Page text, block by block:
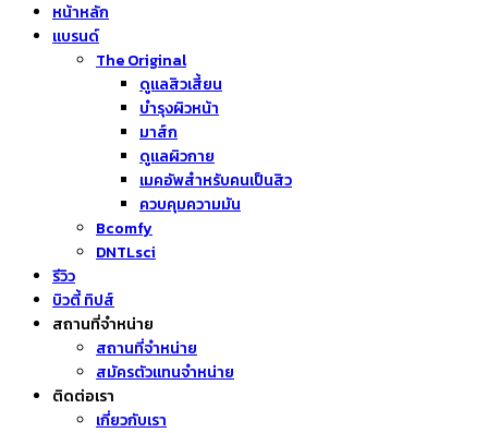
หน้าหลัก
แบรนด์
The Original
ดูแลสิวเสี้ยน
บำรุงผิวหน้า
มาส์ก
ดูแลผิวกาย
เมคอัพสำหรับคนเป็นสิว
ควบคุมความมัน
Bcomfy
DNTLsci
รีวิว
บิวตี้ ทิปส์
สถานที่จำหน่าย
สถานที่จำหน่าย
สมัครตัวแทนจำหน่าย
ติดต่อเรา
เกี่ยวกับเรา